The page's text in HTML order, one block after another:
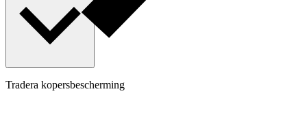
Tradera kopersbescherming